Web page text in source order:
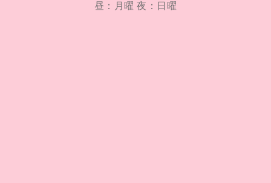
昼：月曜 夜：日曜